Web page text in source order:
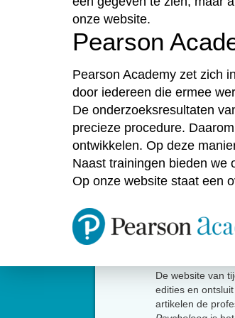
onze website.
Pearson
Pearson Academy zet zich
door iedereen die ermee
De onderzoeksresultaten
precieze procedure.
ontwikkelen. Op deze
Naast trainingen bieden we
Op onze website staat een
De website van
edities en
artikelen de